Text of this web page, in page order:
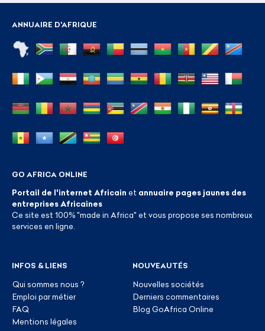
ANNUAIRE D'AFRIQUE
GO AFRICA ONLINE
Portail de l'internet Africain et annuaire pages jaunes des
entreprises Africaines
Ce site est 100% "made in Africa" et vous propose ses nombreux
services en ligne.
INFOS & LIENS
Qui sommes nous ?
Emploi par métier
FAQ
Mentions légales
NOUVEAUTÉS
Nouvelles sociétés
Derniers commentaires
Blog GoAfrica Online